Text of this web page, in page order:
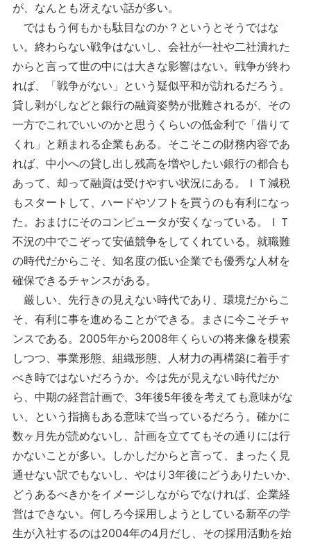
が、なんとも冴えない話が多い。
ではもう何もかも駄目なのか？というとそうではな
い。終わらない戦争はないし、会社が一社や二社潰れた
からと言って世の中には大きな影響はない。戦争が終わ
れば、「戦争がない」という疑似平和が訪れるだろう。
貸し剥がしなどと銀行の融資姿勢が批難されるが、その
一方でこれでいいのかと思うくらいの低金利で「借りて
くれ」と頼まれる企業もある。そこそこの財務内容であ
れば、中小への貸し出し残高を増やしたい銀行の都合も
あって、却って融資は受けやすい状況にある。ＩＴ減税
もスタートして、ハードやソフトを買うのも有利になっ
た。おまけにそのコンピュータが安くなっている。ＩＴ
不況の中でこぞって安値競争をしてくれている。就職難
の時代だからこそ、知名度の低い企業でも優秀な人材を
確保できるチャンスがある。
厳しい、先行きの見えない時代であり、環境だからこ
そ、有利に事を進めることができる。まさに今こそチャ
ンスである。2005年から2008年くらいの将来像を模索
しつつ、事業形態、組織形態、人材力の再構築に着手す
べき時ではないだろうか。今は先が見えない時代だか
ら、中期の経営計画で、3年後5年後を考えても意味がな
い、という指摘もある意味で当っているだろう。確かに
数ヶ月先が読めないし、計画を立ててもその通りには行
かないことが多い。しかしだからと言って、まったく見
通せない訳でもないし、やはり3年後にどうありたいか、
どうあるべきかをイメージしながらでなければ、企業経
営はできない。何しろ今採用しようとしている新卒の学
生が入社するのは2004年の4月だし、その採用活動を始